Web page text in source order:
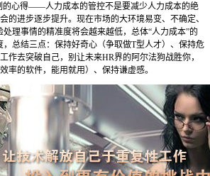
的心得——人力成本的管控不是要减少人力成本的绝
的进步逐步提升。现在市场的大环境易变、不确定、
理事情的精准度将会越来越低，总体“人力成本”的
总结三点：保持好奇心（争取做T型人才）、保持危
作去突破自己，别让未来HR界的阿尔法狗战胜你，
率的软件，能用就用）、保持谦虚感。